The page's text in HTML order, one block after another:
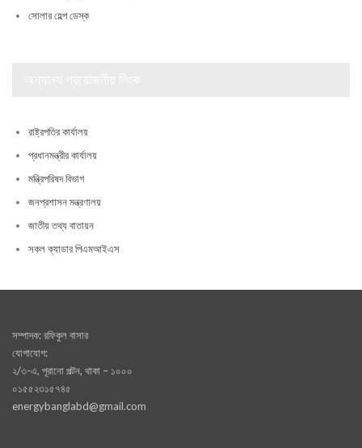
সোলার হেল্প ডেস্ক
রাষ্ট্রপতির কার্যালয়
প্রধানমন্ত্রীর কার্যালয়
মন্ত্রিপরিষদ বিভাগ
জনপ্রশাসন মন্ত্রণালয়
জাতীয় তথ্য বাতায়ন
সকল ক্যাডার পিএমআইএস
সম্পাদক: রফিকুল বাসার
যোগাযোগ:
২/৩-এ, পূরানো পল্টন, থাকা – ১০০০
০১৫৫২৩১৫৭৪৫
energybanglabd@gmail.com